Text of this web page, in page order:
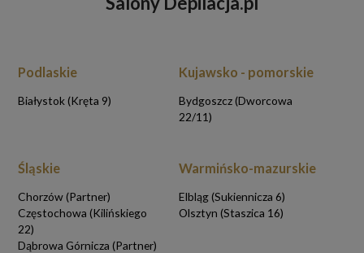
ZASTANAWIASZ SIĘ NAD DEPILACJĄ
Podlaskie
Białystok (Kręta 9)
Kujawsko - pomorskie
Bydgoszcz (Dworcowa
22/11)
Śląskie
Chorzów (Partner)
Częstochowa (Kilińskiego
22)
Dąbrowa Górnicza (Partner)
Warmińsko-mazurskie
Elbląg (Sukiennicza 6)
Olsztyn (Staszica 16)